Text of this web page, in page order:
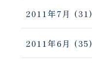
2011年7月 (31)
2011年6月 (35)